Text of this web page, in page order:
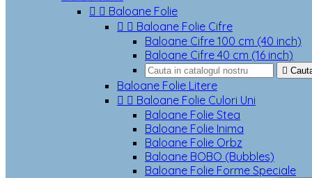
  Baloane Folie
  Baloane Folie Cifre
Baloane Cifre 100 cm (40 inch)
Baloane Cifre 40 cm (16 inch)

Baloane Folie Litere
  Baloane Folie Culori Uni
Baloane Folie Stea
Baloane Folie Inima
Baloane Folie Orbz
Baloane BOBO (Bubbles)
Baloane Folie Forme Speciale